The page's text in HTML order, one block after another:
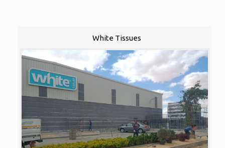
White Tissues